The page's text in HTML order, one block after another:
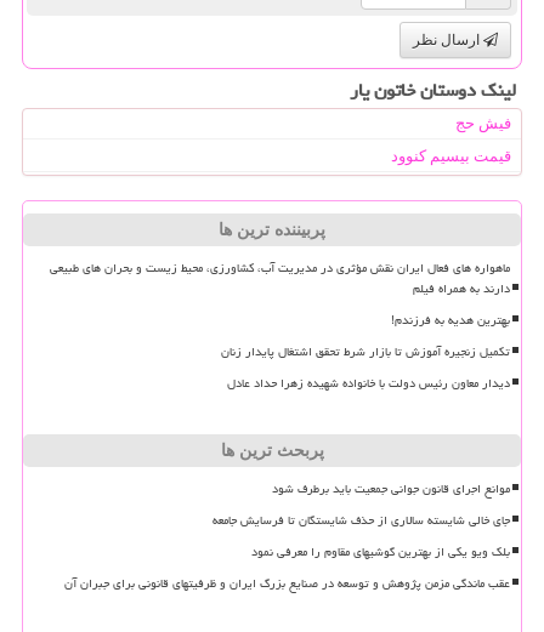
ارسال نظر
لینک دوستان خاتون یار
فیش حج
قیمت بیسیم کنوود
پربیننده ترین ها
ماهواره های فعال ایران نقش مؤثری در مدیریت آب، کشاورزی، محیط زیست و بحران های طبیعی
دارند به همراه فیلم
بهترین هدیه به فرزندم!
تکمیل زنجیره آموزش تا بازار شرط تحقق اشتغال پایدار زنان
دیدار معاون رئیس دولت با خانواده شهیده زهرا حداد عادل
پربحث ترین ها
موانع اجرای قانون جوانی جمعیت باید برطرف شود
جای خالی شایسته سالاری از حذف شایستگان تا فرسایش جامعه
بلک ویو یکی از بهترین گوشیهای مقاوم را معرفی نمود
عقب ماندگی مزمن پژوهش و توسعه در صنایع بزرگ ایران و ظرفیتهای قانونی برای جبران آن